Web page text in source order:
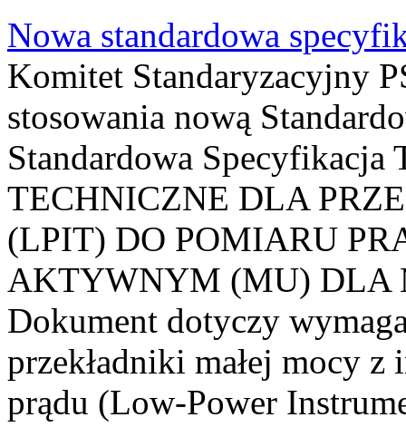
Nowa standardowa
Komitet Standaryzacyjny
stosowania nową
Standardowa
TECHNICZNE DLA
(LPIT) DO POMIARU
AKTYWNYM (MU) DLA
Dokument dotyczy
przekładniki małej mocy
prądu (Low-Power